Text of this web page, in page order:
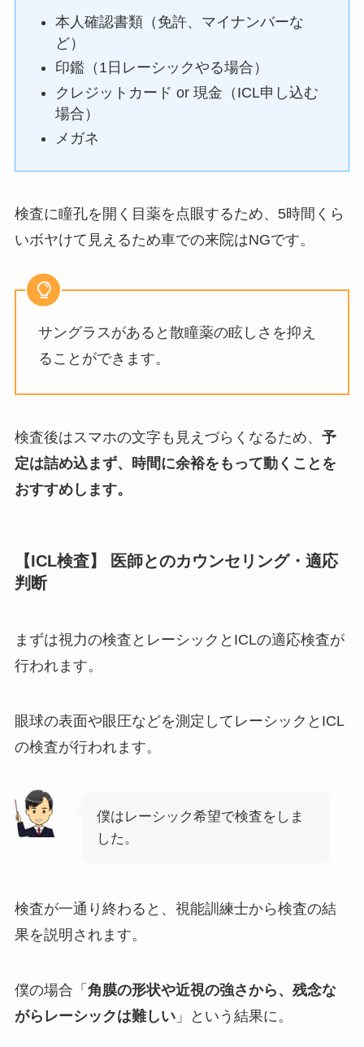
本人確認書類（免許、マイナンバーな
ど）
印鑑（1日レーシックやる場合）
クレジットカード or 現金（ICL申し込む
場合）
メガネ
検査に瞳孔を開く目薬を点眼するため、5時間くら
いボヤけて見えるため車での来院はNGです。
サングラスがあると散瞳薬の眩しさを抑え
ることができます。
検査後はスマホの文字も見えづらくなるため、 予
定は詰め込まず、時間に余裕をもって動くことを
おすすめします。
【ICL検査】 医師とのカウンセリング・適応
判断
まずは視力の検査とレーシックとICLの適応検査が
行われます。
眼球の表面や眼圧などを測定してレーシックとICL
の検査が行われます。
僕はレーシック希望で検査をしま
した。
検査が一通り終わると、視能訓練士から検査の結
果を説明されます。
僕の場合「 角膜の形状や近視の強さから、残念な
がらレーシックは難しい」という結果に。